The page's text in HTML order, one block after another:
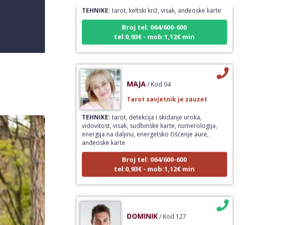
Broj tel: 064/600-600
tel:0,93€ - mob:1,12€ min
TEHNIKE:tarot, detekcija i skidanje uroka,
vidovitost, visak, sudbinske karte, numerologija,
energija na daljinu, energetsko čišćenje aure,
anđeoske karte
Broj tel: 064/600-600
tel:0,93€ - mob:1,12€ min